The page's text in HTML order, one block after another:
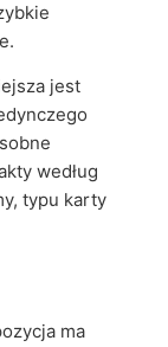
jest
według
typu karty
ma